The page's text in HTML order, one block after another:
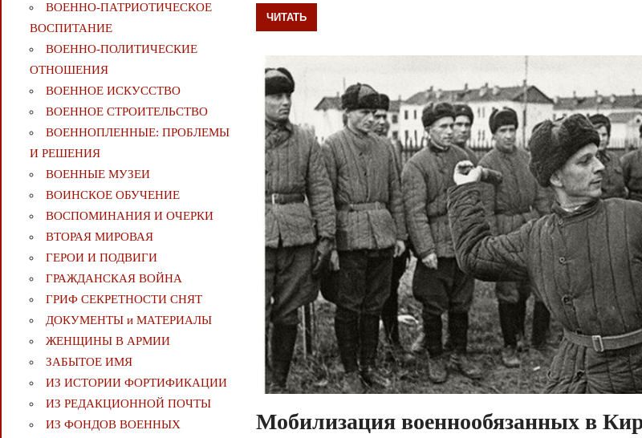
ЧИТАТЬ
Мобилизация военнообязанных в
ВОЕННО-ПАТРИОТИЧЕСКОЕ
ВОСПИТАНИЕ
ВОЕННО-ПОЛИТИЧЕСКИE
ОТНОШЕНИЯ
ВОЕННОЕ ИСКУССТВО
ВОЕННОЕ СТРОИТЕЛЬСТВО
ВОЕННОПЛЕННЫЕ: ПРОБЛЕМЫ
И РЕШЕНИЯ
ВОЕННЫЕ МУЗЕИ
ВОИНСКОЕ ОБУЧЕНИЕ
ВОСПОМИНАНИЯ И ОЧЕРКИ
ВТОРАЯ МИРОВАЯ
ГЕРОИ И ПОДВИГИ
ГРАЖДАНСКАЯ ВОЙНА
ГРИФ СЕКРЕТНОСТИ СНЯТ
ДОКУМЕНТЫ и МАТЕРИАЛЫ
ЖЕНЩИНЫ В АРМИИ
ЗАБЫТОЕ ИМЯ
ИЗ ИСТОРИИ ФОРТИФИКАЦИИ
ИЗ РЕДАКЦИОННОЙ ПОЧТЫ
ИЗ ФОНДОВ ВОЕННЫХ